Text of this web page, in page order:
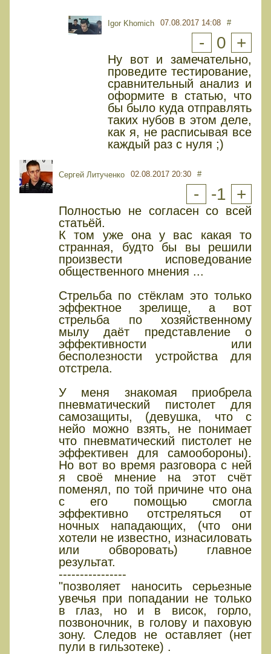
Igor Khomich 07.08.2017 14:08 #
- 0 +
Ну вот и замечательно,
проведите тестирование,
сравнительный анализ и
оформите в статью, что
бы было куда отправлять
таких нубов в этом деле,
как я, не расписывая все
каждый раз с нуля ;)
Сергей Литученко 02.08.2017 20:30 #
- -1 +
Полностью не согласен со всей
статьёй.
К том уже она у вас какая то
странная, будто бы вы решили
произвести исповедование
общественного мнения ...
Стрельба по стёклам это только
эффектное зрелище, а вот
стрельба по хозяйственному
мылу даёт представление о
эффективности или
бесполезности устройства для
отстрела.
У меня знакомая приобрела
пневматический пистолет для
самозащиты, (девушка, что с
нейо можно взять, не понимает
что пневматический пистолет не
эффективен для самообороны).
Но вот во время разговора с ней
я своё мнение на этот счёт
поменял, по той причине что она
с его помощью смогла
эффективно отстреляться от
ночных нападающих, (что они
хотели не известно, изнасиловать
или обворовать) главное
результат.
----------------
"позволяет наносить серьезные
увечья при попадании не только
в глаз, но и в висок, горло,
позвоночник, в голову и паховую
зону. Следов не оставляет (нет
пули в гильзотеке) .